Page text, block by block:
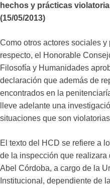
hechos y prácticas
(15/05/2013)
Como otros actores sociales
respecto, el Honorable
Filosofía y Humanidades
declaración que además de
encontrados en la
lleve adelante una
situaciones que son
El texto del HCD se refiere a
de la inspección que realizara
Abel Córdoba, a cargo de la
Institucional, dependiente de